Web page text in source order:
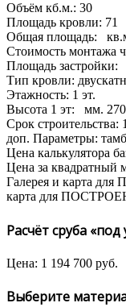
Объём кб.м.: 30
Площадь кровли: 71
Общая площадь:
Стоимость монтажа
Площадь застройки:
Тип кровли:
Этажность: 1 эт.
Высота 1 эт:
мм.
Срок строительства:
доп. Параметры:
Цена калькулятора
Цена за квадратный
Галерея и карта
карта для
Расчёт сруба «под
Цена: 1 194 700 руб.
Выберите